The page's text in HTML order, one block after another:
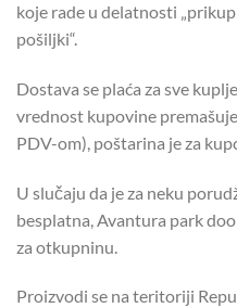
koje rade u delatnosti
pošiljki“.
Dostava se plaća za sve
vrednost kupovine
PDV-om), poštarina je za
U slučaju da je za neku
besplatna, Avantura park
za otkupninu.
Proizvodi se na teritoriji